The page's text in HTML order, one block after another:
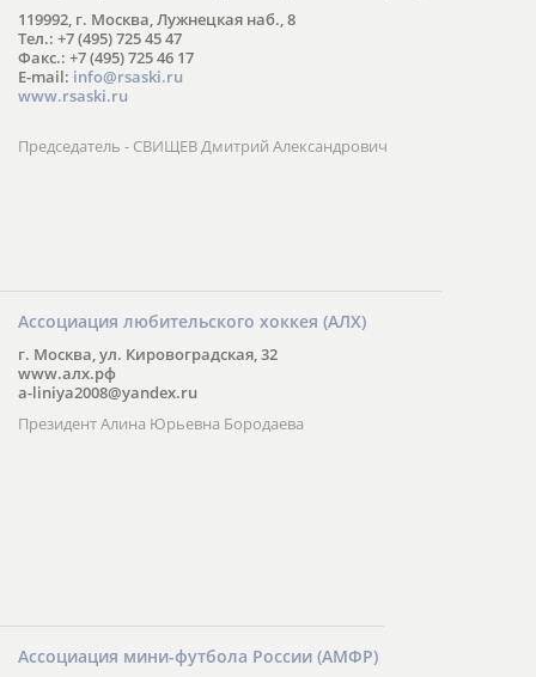
119992, г. Москва, Лужнецкая наб., 8
Тел.: +7 (495) 725 45 47
Факс.: +7 (495) 725 46 17
E-mail: info@rsaski.ru
www.rsaski.ru
Председатель - СВИЩЕВ Дмитрий Александрович
Ассоциация любительского хоккея (АЛХ)
г. Москва, ул. Кировоградская, 32
www.алх.рф
a-liniya2008@yandex.ru
Президент Алина Юрьевна Бородаева
Ассоциация мини-футбола России (АМФР)